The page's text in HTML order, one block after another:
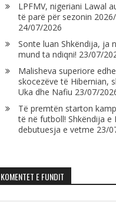
LPFMV, nigeriani Lawal
të parë për sezonin
24/07/2026
Sonte luan Shkëndija, ja
mund ta ndiqni! 23/07/
Malisheva superiore
skocezëve të Hibernian,
Uka dhe Nafiu 23/07/
Të premtën starton
të në futboll! Shkëndija e
debutuesja e vetme 23/
KOMENTET E FUNDIT